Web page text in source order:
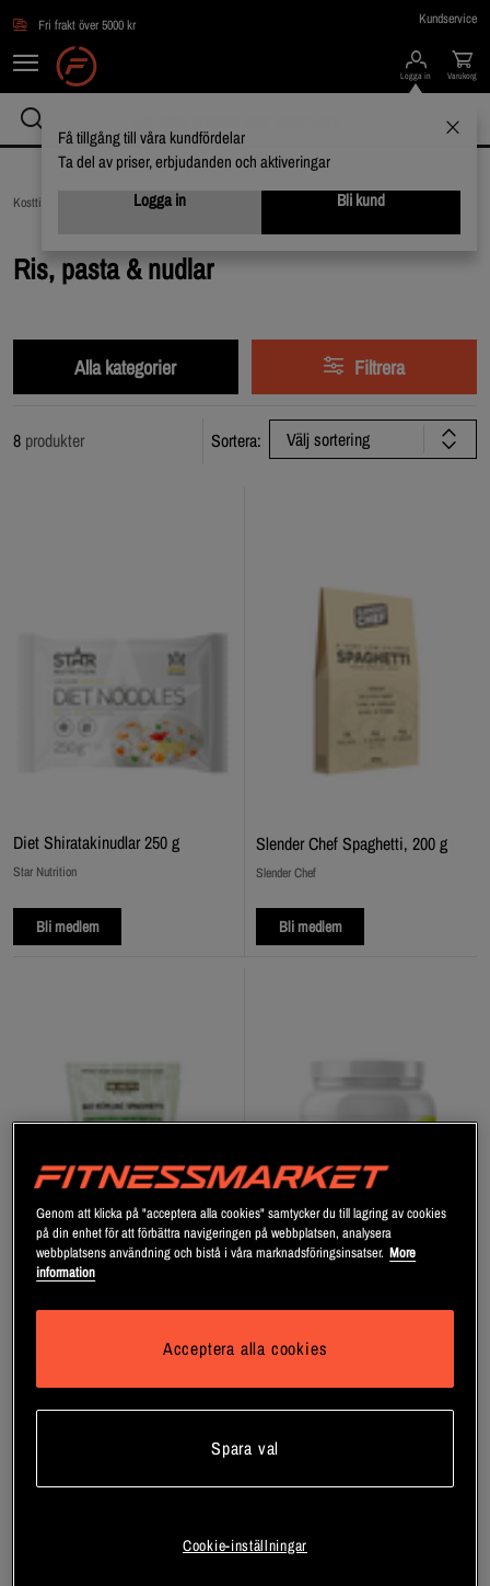
Fri frakt över 5000 kr Kundservice
Logga in
Få tillgång till våra kundfördelar
Ta del av priser, erbjudanden och aktiveringar
Logga in
Bli kund
Varukorg
Kosttillskott / Livsmedel /Ris, pasta & nudlar
Ris, pasta & nudlar
Alla kategorier Filtrera
8 produkter Sortera: Välj sortering
Diet Shiratakinudlar 250 g
Star Nutrition
Bli medlem
Slender Chef Spaghetti, 200 g
Slender Chef
Bli medlem
Bli medlem
Swedish Supplements
Bli medlem
Genom att klicka på "acceptera alla cookies" samtycker du till lagring av cookies
på din enhet för att förbättra navigeringen på webbplatsen, analysera
webbplatsens användning och bistå i våra marknadsföringsinsatser. More
information
Acceptera alla cookies
Spara val
Cookie-inställningar